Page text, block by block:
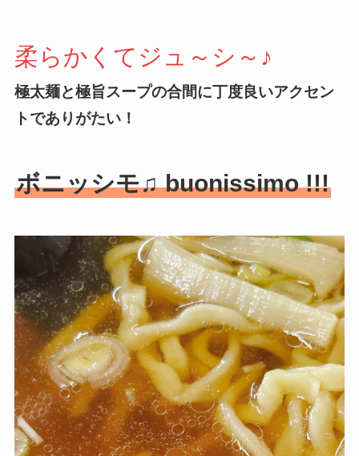
柔らかくてジュ～シ～♪
極太麺と極旨スープの合間に丁度良いアクセン
トでありがたい！
ボニッシモ♫ buonissimo !!!